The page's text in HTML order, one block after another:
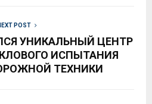
POST
УНИКАЛЬНЫЙ ЦЕНТР
ИСПЫТАНИЯ
ТЕХНИКИ